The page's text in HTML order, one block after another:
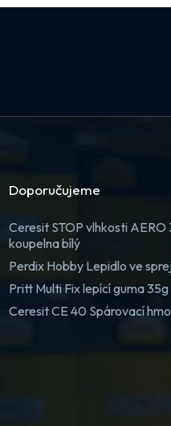
Doporučujeme
Ceresit STOP vlhkosti AERO
koupelna bílý
Perdix Hobby Lepidlo ve
Pritt Multi Fix lepící guma 35g
Ceresit CE 40 Spárovací